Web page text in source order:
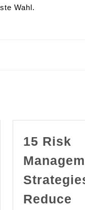
Wahl.
15 Risk
Reduce